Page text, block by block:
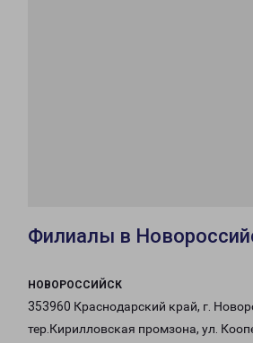
Филиалы в
НОВОРОССИЙСК
353960 Краснодарский край, г.
тер.Кирилловская промзона, ул.